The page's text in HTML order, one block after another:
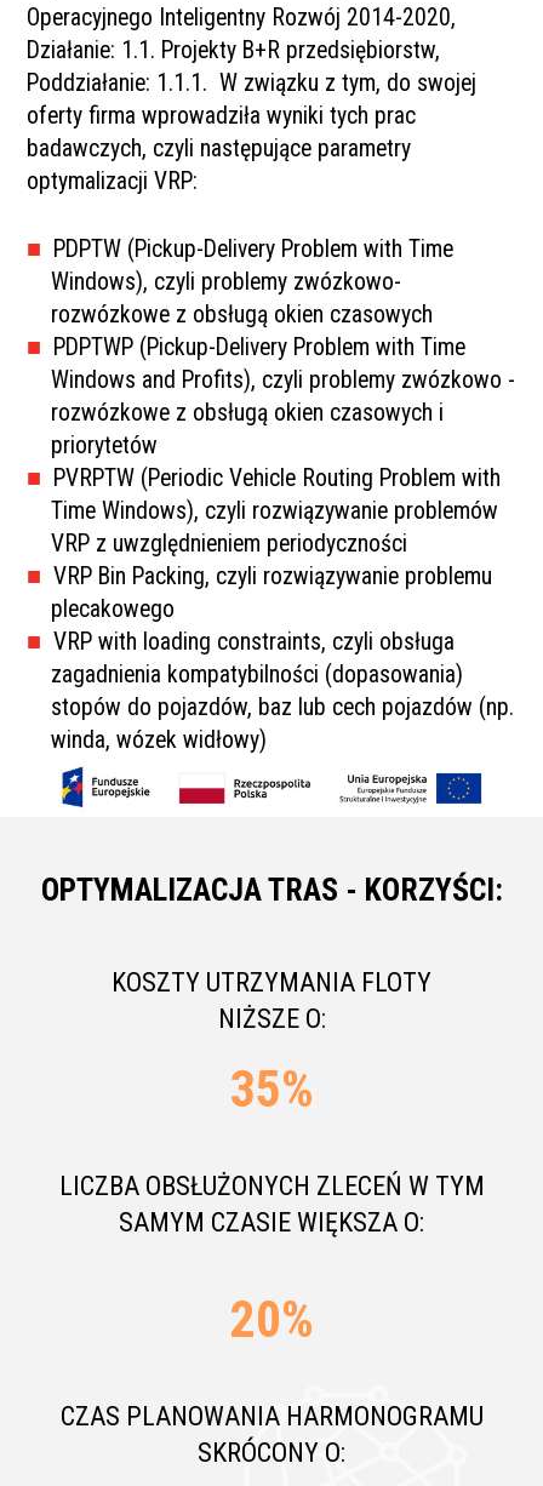
Operacyjnego Inteligentny Rozwój 2014-2020,
Działanie: 1.1. Projekty B+R przedsiębiorstw,
Poddziałanie: 1.1.1. W związku z tym, do swojej
oferty firma wprowadziła wyniki tych prac
badawczych, czyli następujące parametry
optymalizacji VRP:
PDPTW (Pickup-Delivery Problem with Time
Windows), czyli problemy zwózkowo-
rozwózkowe z obsługą okien czasowych
PDPTWP (Pickup-Delivery Problem with Time
Windows and Profits), czyli problemy zwózkowo -
rozwózkowe z obsługą okien czasowych i
priorytetów
PVRPTW (Periodic Vehicle Routing Problem with
Time Windows), czyli rozwiązywanie problemów
VRP z uwzględnieniem periodyczności
VRP Bin Packing, czyli rozwiązywanie problemu
plecakowego
VRP with loading constraints, czyli obsługa
zagadnienia kompatybilności (dopasowania)
stopów do pojazdów, baz lub cech pojazdów (np.
winda, wózek widłowy)
OPTYMALIZACJA TRAS - KORZYŚCI:
KOSZTY UTRZYMANIA FLOTY
NIŻSZE O:
35%
LICZBA OBSŁUŻONYCH ZLECEŃ W TYM
SAMYM CZASIE WIĘKSZA O:
20%
CZAS PLANOWANIA HARMONOGRAMU
SKRÓCONY O: